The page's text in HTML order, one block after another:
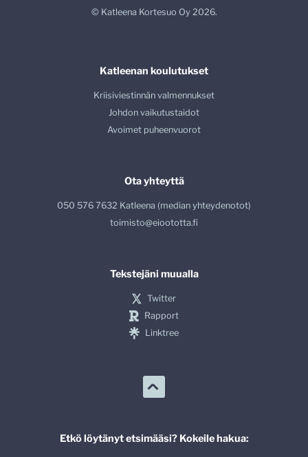
© Katleena Kortesuo Oy 2026.
Katleenan koulutukset
Kriisiviestinnän valmennukset
Johdon vaikutustaidot
Avoimet puheenvuorot
Ota yhteyttä
050 576 7632 Katleena (median yhteydenotot)
toimisto@eioototta.fi
Tekstejäni muualla
Twitter
Rapport
Linktree
Etkö löytänyt etsimääsi? Kokeile hakua: